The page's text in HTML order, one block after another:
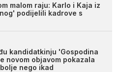
malom raju: Karlo i Kaja iz
podijelili kadrove s
kandidatkinju 'Gospodina
novom objavom pokazala
nego ikad